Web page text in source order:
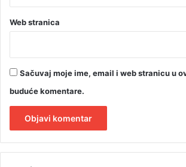
Web stranica
Sačuvaj moje ime, email i web stranicu u
buduće komentare.